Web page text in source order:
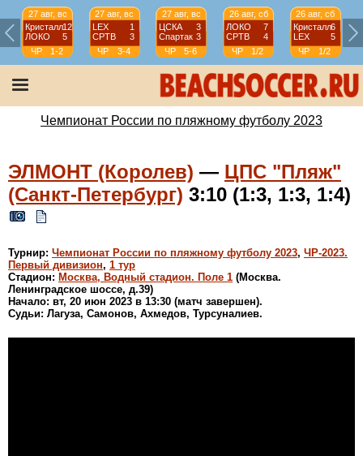
27 авг, вс
Кристалл12
ЛОКО
5
ЧР
1-2
27 авг, вс
LEX
1
СРТВ
3
ЧР
3-4
27 авг, вс
ЦСКА
3
Спартак 3
ЧР
5-6
26 авг, сб
ЛОКО
7
СРТВ
4
ЧР
1/2
26 авг, сб
Кристалл6
LEX
5
ЧР
1/2
Чемпионат России по пляжному футболу 2023
ЭЛМОНТ (Королев) — ЦПС "Пляж"
(Санкт-Петербург) 3:10 (1:3, 1:3, 1:4)
Турнир: Чемпионат России по пляжному футболу 2023, ЧР-2023.
Первый дивизион, 1 тур
Стадион: Москва, Водный стадион. Поле 1 (Москва.
Ленинградское шоссе, д.39)
Начало: вт, 20 июн 2023 в 13:30 (матч завершен).
Судьи: Лагуза, Самонов, Ахмедов, Турсуналиев.